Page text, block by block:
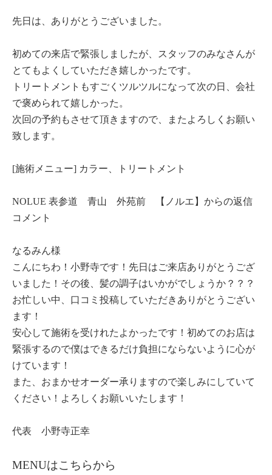
先日は、ありがとうございました。
初めての来店で緊張しましたが、スタッフのみなさんが
とてもよくしていただき嬉しかったです。
トリートメントもすごくツルツルになって次の日、会社
で褒められて嬉しかった。
次回の予約もさせて頂きますので、またよろしくお願い
致します。
[施術メニュー] カラー、トリートメント
NOLUE 表参道 青山 外苑前 【ノルエ】からの返信
コメント
なるみん様
こんにちわ！小野寺です！先日はご来店ありがとうござ
いました！その後、髪の調子はいかがでしょうか？？？
お忙しい中、口コミ投稿していただきありがとうござい
ます！
安心して施術を受けれたよかったです！初めてのお店は
緊張するので僕はできるだけ負担にならないように心が
けています！
また、おまかせオーダー承りますので楽しみにしていて
ください！よろしくお願いいたします！
代表 小野寺正幸
MENUはこちらから